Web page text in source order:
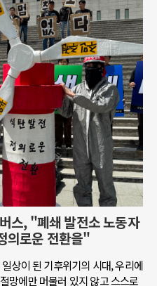
스, "폐쇄 발전소 노동자
의로운 전환을"
상이 된 기후위기의 시대, 우리에
망에만 머물러 있지 않고 스스로